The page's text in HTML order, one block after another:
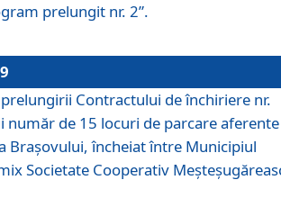
prelungit nr. 2”.
Contractului de închiriere nr.
număr de 15 locuri de parcare aferente
Brașovului, încheiat între Municipiul
Societate Cooperativ